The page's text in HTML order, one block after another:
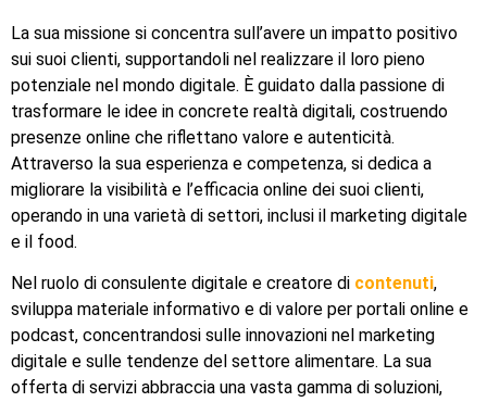
La sua missione si concentra sull’avere un impatto positivo
sui suoi clienti, supportandoli nel realizzare il loro pieno
potenziale nel mondo digitale. È guidato dalla passione di
trasformare le idee in concrete realtà digitali, costruendo
presenze online che riflettano valore e autenticità.
Attraverso la sua esperienza e competenza, si dedica a
migliorare la visibilità e l’efficacia online dei suoi clienti,
operando in una varietà di settori, inclusi il marketing digitale
e il food.
Nel ruolo di consulente digitale e creatore di contenuti,
sviluppa materiale informativo e di valore per portali online e
podcast, concentrandosi sulle innovazioni nel marketing
digitale e sulle tendenze del settore alimentare. La sua
offerta di servizi abbraccia una vasta gamma di soluzioni,